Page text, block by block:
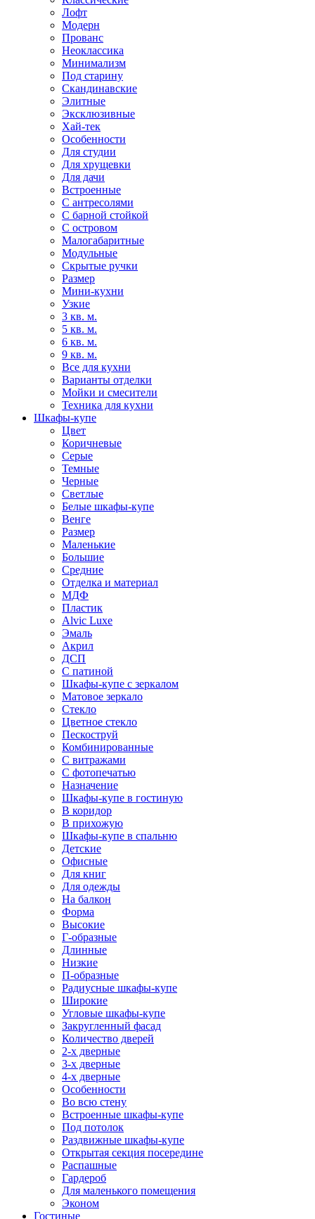
Лофт
Модерн
Прованс
Неоклассика
Минимализм
Под старину
Скандинавские
Элитные
Эксклюзивные
Хай-тек
Особенности
Для студии
Для хрущевки
Для дачи
Встроенные
С антресолями
С барной стойкой
С островом
Малогабаритные
Модульные
Скрытые ручки
Размер
Мини-кухни
Узкие
3 кв. м.
5 кв. м.
6 кв. м.
9 кв. м.
Все для кухни
Варианты отделки
Мойки и смесители
Техника для кухни
Шкафы-купе
Цвет
Коричневые
Серые
Темные
Черные
Светлые
Белые шкафы-купе
Венге
Размер
Маленькие
Большие
Средние
Отделка и материал
МДФ
Пластик
Alvic Luxe
Эмаль
Акрил
ДСП
С патиной
Шкафы-купе с зеркалом
Матовое зеркало
Стекло
Цветное стекло
Пескоструй
Комбинированные
С витражами
С фотопечатью
Назначение
Шкафы-купе в гостиную
В коридор
В прихожую
Шкафы-купе в спальню
Детские
Офисные
Для книг
Для одежды
На балкон
Форма
Высокие
Г-образные
Длинные
Низкие
П-образные
Радиусные шкафы-купе
Широкие
Угловые шкафы-купе
Закругленный фасад
Количество дверей
2-х дверные
3-х дверные
4-х дверные
Особенности
Во всю стену
Встроенные шкафы-купе
Под потолок
Раздвижные шкафы-купе
Открытая секция посередине
Распашные
Гардероб
Для маленького помещения
Эконом
Гостиные